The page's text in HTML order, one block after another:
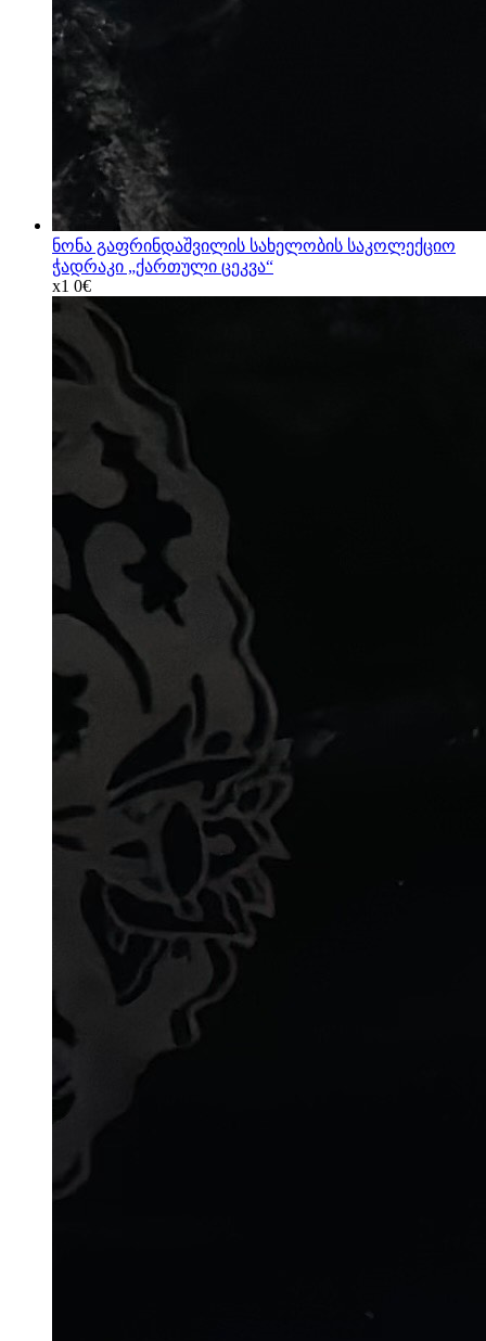
ნონა გაფრინდაშვილის სახელობის საკოლექციო
ჭადრაკი „ქართული ცეკვა“
x1 0€